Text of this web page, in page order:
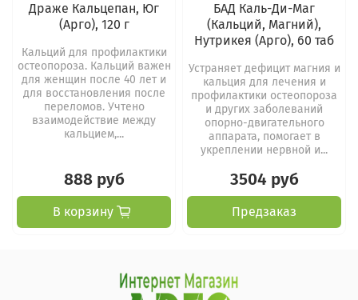
Драже Кальцепан, Юг
(Арго), 120 г
Кальций для профилактики
остеопороза. Кальций важен
для женщин после 40 лет и
для восстановления после
переломов. Учтено
взаимодействие между
кальцием,...
888 руб
В корзину
БАД Каль-Ди-Маг
(Кальций, Магний),
Нутрикея (Арго), 60 таб
Устраняет дефицит магния и
кальция для лечения и
профилактики остеопороза
и других заболеваний
опорно-двигательного
аппарата, помогает в
укреплении нервной и...
3504 руб
Предзаказ